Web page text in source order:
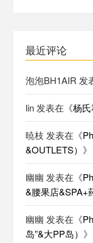
最近评论
泡泡BH1AIR 发
lin发表在《杨
暁枝 发表在《
&OUTLETS） 》
幽幽 发表在《
&腰果店&SPA+
幽幽 发表在《
岛”&大PP岛） 》